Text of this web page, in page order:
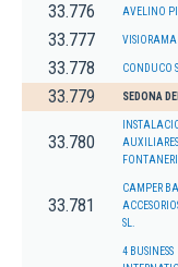
33.776 AVELINO
33.777 VISIORAMA
33.778 CONDUCO
33.779 SEDONA
33.780
33.781
CAMPER
SL.
4 BUSINESS